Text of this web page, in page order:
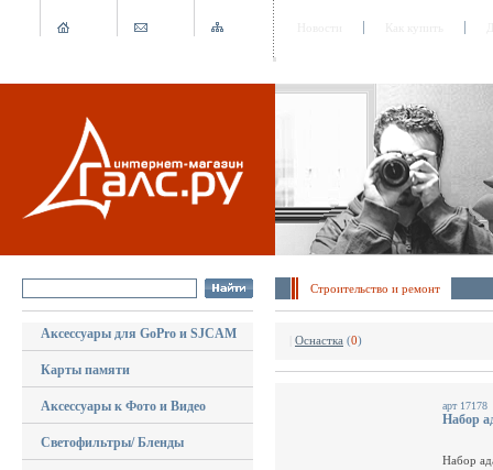
Строительство и ремонт
Аксессуары для GoPro и SJCAM
Карты памяти
Аксессуары к Фото и Видео
Светофильтры/ Бленды
Оснастка (0)
арт 17178
Набор
Набор